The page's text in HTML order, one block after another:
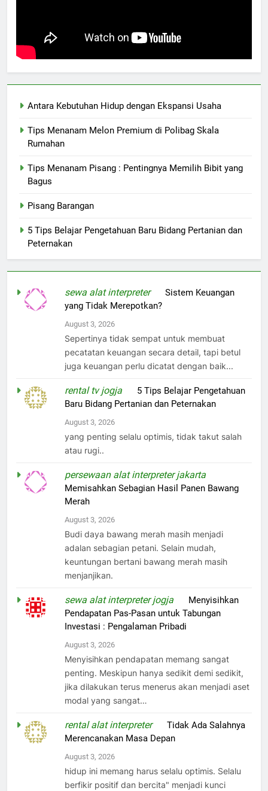
Antara Kebutuhan Hidup dengan Ekspansi Usaha
Tips Menanam Melon Premium di Polibag Skala
Rumahan
Tips Menanam Pisang : Pentingnya Memilih Bibit yang
Bagus
Pisang Barangan
5 Tips Belajar Pengetahuan Baru Bidang Pertanian dan
Peternakan
sewa alat interpreteronSistem Keuangan
yang Tidak Merepotkan?
August 3, 2026
Sepertinya tidak sempat untuk membuat
pecatatan keuangan secara detail, tapi betul
juga keuangan perlu dicatat dengan baik...
rental tv jogja
5 Tips Belajar Pengetahuan
Baru Bidang Pertanian dan Peternakan
August 3, 2026
yang penting selalu optimis, tidak takut salah
atau rugi..
persewaan alat interpreter jakarta
Memisahkan Sebagian Hasil Panen Bawang
Merah
August 3, 2026
Budi daya bawang merah masih menjadi
adalan sebagian petani. Selain mudah,
keuntungan bertani bawang merah masih
menjanjikan.
sewa alat interpreter jogja
Menyisihkan
Pendapatan Pas-Pasan untuk Tabungan
Investasi : Pengalaman Pribadi
August 3, 2026
Menyisihkan pendapatan memang sangat
penting. Meskipun hanya sedikit demi sedikit,
jika dilakukan terus menerus akan menjadi aset
modal yang sangat…
rental alat interpreteronTidak Ada Salahnya
Merencanakan Masa Depan
August 3, 2026
hidup ini memang harus selalu optimis. Selalu
berfikir positif dan bercita" menjadi kunci